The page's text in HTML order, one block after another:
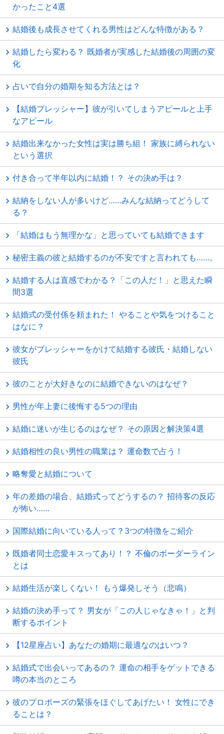
かったこと4選
結婚後も成長させてくれる男性はどんな特徴がある？
結婚したら変わる？ 既婚者が実感した結婚後の周囲の変
化
占いで自分の婚期を知る方法とは？
【結婚プレッシャー】彼が引いてしまうアピールと上手
なアピール
結婚出来なかった女性は実は勝ち組！ 家族に縛られない
という選択
付き合って半年以内に結婚！？ その決め手は？
結納をしない人が多いけど……みんな結納ってどうして
る？
「結婚はもう無理かな」と思っていても結婚できます
秘密主義の彼と結婚するのが不安ですと言われても……。
結婚する人は直感でわかる？「この人だ！」と思えた瞬
間3選
結婚式の受付係を頼まれた！ やることや気をつけること
はなに？
彼女がプレッシャーをかけて結婚する彼氏・結婚しない
彼氏
彼のことが大好きなのに結婚できないのはなぜ？
男性が年上妻に後悔する5つの理由
結婚に迷いが生じるのはなぜ？ その原因と解決策4選
結婚相性の良い男性の職業は？ 運命数で占う！
略奪愛と結婚について
年の差婚の場合、結婚式ってどうするの？ 招待客の反応
が怖い……
国際結婚に向いている人って？3つの特徴をご紹介
既婚者同士恋愛キスってあり！？ 不倫のボーダーライン
とは
結婚生活が楽しくない！ もう爆発しそう（悲鳴）
結婚の決め手って？ 男女が「この人じゃなきゃ！」と判
断するポイント
【12星座占い】あなたの婚期に最適なのはいつ？
結婚式で出会いってあるの？ 運命の相手をゲットできる
噂の本当のところ
彼のプロポーズの緊張をほぐしてあげたい！ 女性にでき
ることは？